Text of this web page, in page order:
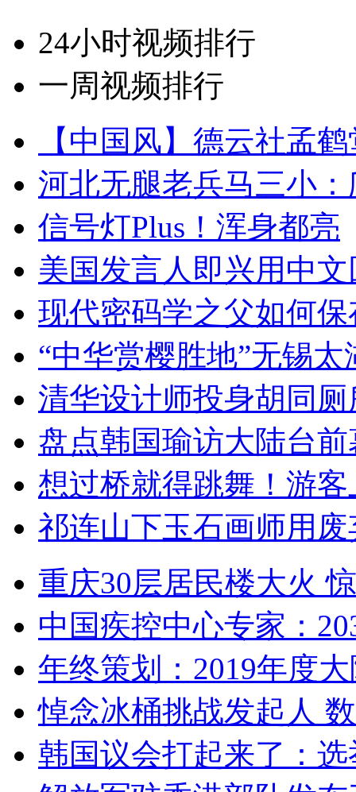
24小时视频排行
一周视频排行
【中国风】德云社孟
河北无腿老兵马三小
信号灯Plus！浑身都亮
美国发言人即兴用中
现代密码学之父如何
“中华赏樱胜地”无锡
清华设计师投身胡同
盘点韩国瑜访大陆台
想过桥就得跳舞！游客
祁连山下玉石画师用
重庆30层居民楼大火
中国疾控中心专家：
年终策划：2019年度
悼念冰桶挑战发起人
韩国议会打起来了：